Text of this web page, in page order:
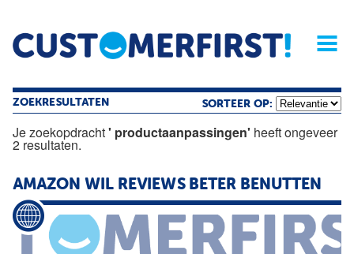
Home Opinie Archief
Magazine
ZOEKRESULTATEN SORTEER OP:
Je zoekopdracht' productaanpassingen' heeft ongeveer
2 resultaten.
AMAZON WIL REVIEWS BETER BENUTTEN